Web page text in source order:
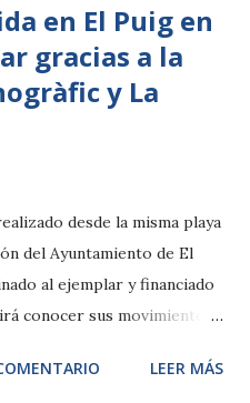
en El Puig en
gracias a la
y La
desde la misma playa
del Ayuntamiento de El
al ejemplar y financiado
conocer sus movimientos
acompañaron el
LEER MÁS